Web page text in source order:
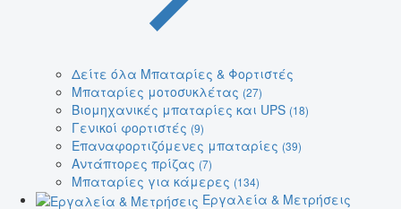
Δείτε όλα Μπαταρίες & Φορτιστές
Μπαταρίες μοτοσυκλέτας (27)
Βιομηχανικές μπαταρίες και UPS (18)
Γενικοί φορτιστές (9)
Επαναφορτιζόμενες μπαταρίες (39)
Αντάπτορες πρίζας (7)
Μπαταρίες για κάμερες (134)
Εργαλεία & Μετρήσεις